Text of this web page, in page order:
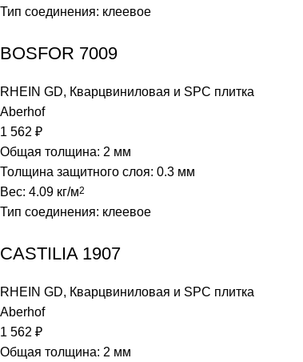
Тип соединения: клеевое
BOSFOR 7009
RHEIN GD, Кварцвиниловая и SPC плитка
Aberhof
1 562 ₽
Общая толщина: 2 мм
Толщина защитного слоя: 0.3 мм
Вес: 4.09 кг/м2
Тип соединения: клеевое
CASTILIA 1907
RHEIN GD, Кварцвиниловая и SPC плитка
Aberhof
1 562 ₽
Общая толщина: 2 мм